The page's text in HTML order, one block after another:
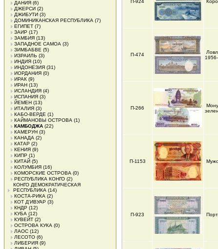
ДАНИЯ (6)
ДЖЕРСИ (2)
ДЖИБУТИ (3)
ДОМИНИКАНСКАЯ РЕСПУБЛИКА (7)
ЕГИПЕТ (7)
ЗАИР (17)
ЗАМБИЯ (13)
ЗАПАДНОЕ САМОА (3)
ЗИМБАБВЕ (5)
ИЗРАИЛЬ (3)
ИНДИЯ (10)
ИНДОНЕЗИЯ (31)
ИОРДАНИЯ (0)
ИРАК (9)
ИРАН (13)
ИСЛАНДИЯ (4)
ИСПАНИЯ (3)
ЙЕМЕН (13)
ИТАЛИЯ (3)
КАБО-ВЕРДЕ (1)
КАЙМАНОВЫ ОСТРОВА (1)
КАМБОДЖА (22)
КАМЕРУН (3)
КАНАДА (2)
КАТАР (2)
КЕНИЯ (9)
КИПР (1)
КИТАЙ (5)
КОЛУМБИЯ (16)
КОМОРСКИЕ ОСТРОВА (0)
РЕСПУБЛИКА КОНГО (2)
КОНГО ДЕМОКРАТИЧЕСКАЯ
РЕСПУБЛИКА (14)
КОСТА-РИКА (2)
КОТ Д'ИВУАР (3)
КНДР (12)
КУБА (12)
КУВЕЙТ (2)
ОСТРОВА КУКА (0)
ЛАОС (12)
ЛЕСОТО (6)
ЛИБЕРИЯ (9)
П-924
П-474
П-266
П-1153
П-923